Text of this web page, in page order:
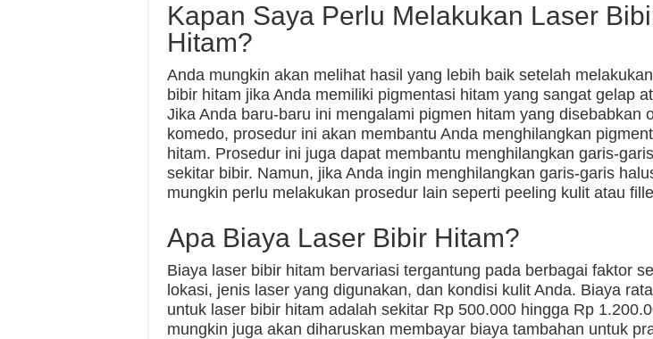
Kapan Saya Perlu Melakukan Laser
Hitam?
Anda mungkin akan melihat hasil yang lebih baik setelah
bibir hitam jika Anda memiliki pigmentasi hitam yang sangat gelap
Jika Anda baru-baru ini mengalami pigmen hitam yang disebabkan
komedo, prosedur ini akan membantu Anda menghilangkan
hitam. Prosedur ini juga dapat membantu menghilangkan garis-
sekitar bibir. Namun, jika Anda ingin menghilangkan garis-garis
mungkin perlu melakukan prosedur lain seperti peeling kulit atau
Apa Biaya Laser Bibir Hitam?
Biaya laser bibir hitam bervariasi tergantung pada berbagai faktor
lokasi, jenis laser yang digunakan, dan kondisi kulit Anda. Biaya
untuk laser bibir hitam adalah sekitar Rp 500.000 hingga Rp
mungkin juga akan diharuskan membayar biaya tambahan untuk